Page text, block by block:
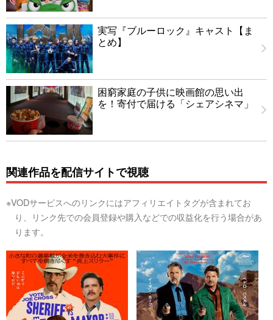
実写『ブルーロック』キャスト【ま
とめ】
困窮家庭の子供に映画館の思い出
を！寄付で届ける「シェアシネマ」
関連作品を配信サイトで視聴
※VODサービスへのリンクにはアフィリエイトタグが含まれてお
り、リンク先での会員登録や購入などでの収益化を行う場合があ
ります。